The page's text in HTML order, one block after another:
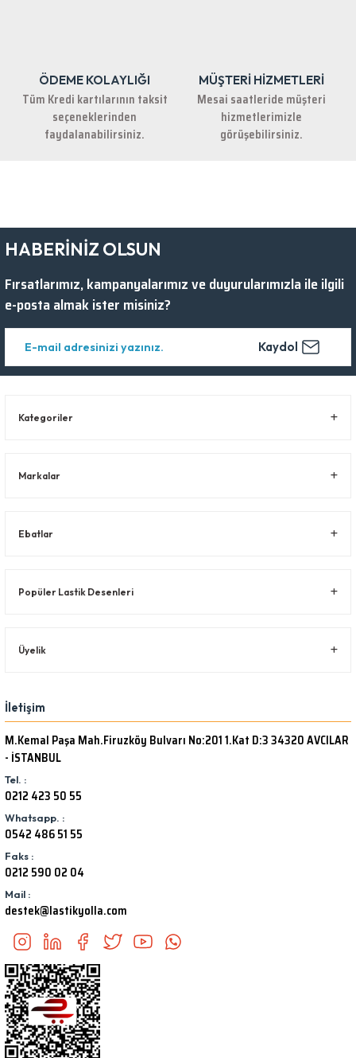
ÖDEME KOLAYLIĞI
Tüm Kredi kartılarının taksit
seçeneklerinden
faydalanabilirsiniz.
MÜŞTERİ HİZMETLERİ
Mesai saatleride müşteri
hizmetlerimizle
görüşebilirsiniz.
HABERİNİZ OLSUN
Fırsatlarımız, kampanyalarımız ve duyurularımızla ile ilgili
e-posta almak ister misiniz?
Kaydol
Kategoriler
Markalar
Ebatlar
Popüler Lastik Desenleri
Üyelik
İletişim
M.Kemal Paşa Mah.Firuzköy Bulvarı No:201 1.Kat D:3 34320 AVCILAR
- İSTANBUL
Tel. :
0212 423 50 55
Whatsapp. :
0542 486 51 55
Faks :
0212 590 02 04
Mail :
destek@lastikyolla.com